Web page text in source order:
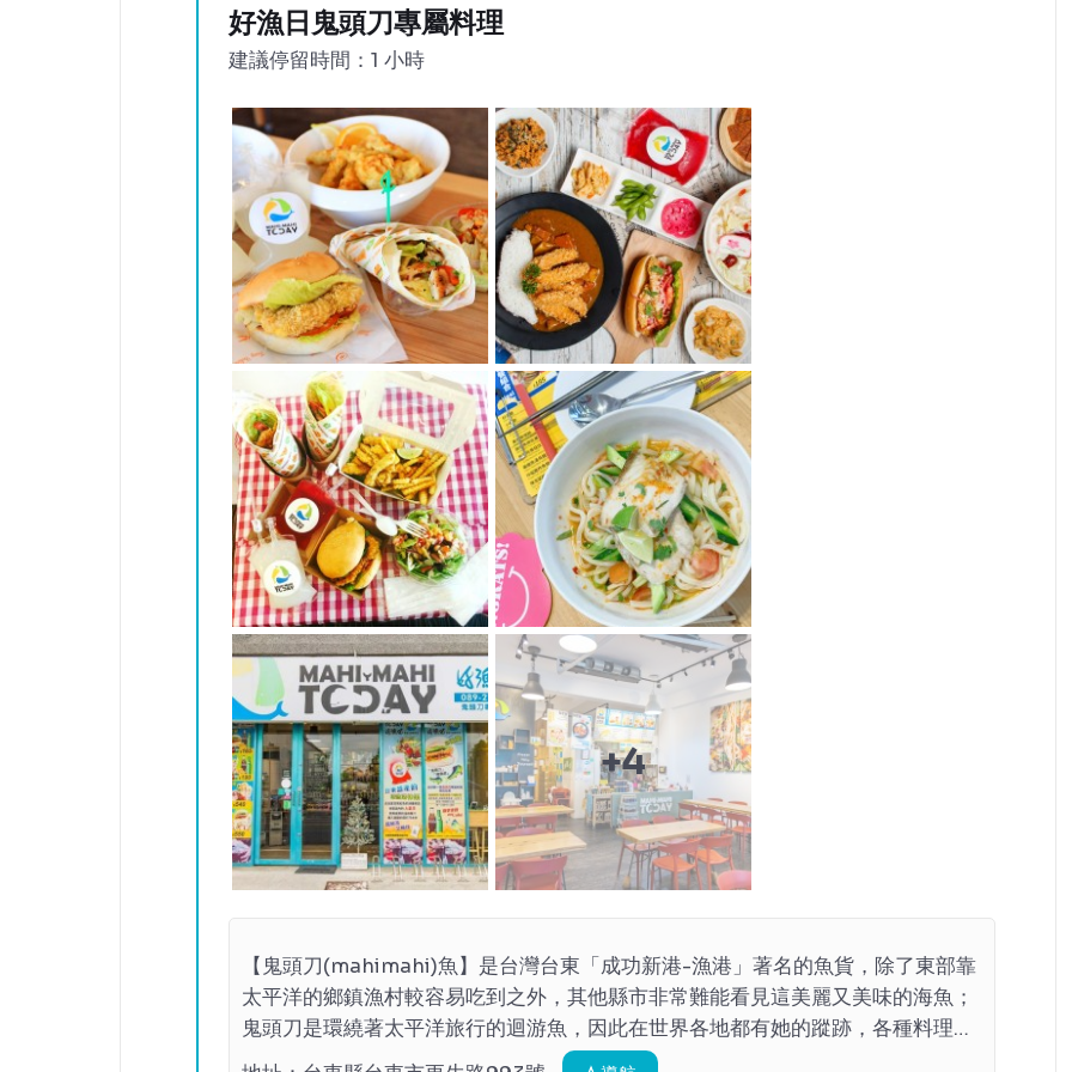
好漁日鬼頭刀專屬料理
建議停留時間：1 小時
+4
【鬼頭刀(mahimahi)魚】是台灣台東「成功新港-漁港」著名的魚貨，除了東部靠
太平洋的鄉鎮漁村較容易吃到之外，其他縣市非常難能看見這美麗又美味的海魚；
鬼頭刀是環繞著太平洋旅行的迴游魚，因此在世界各地都有她的蹤跡，各種料理美
味遍佈海內外，所以外國人爭著來台東採買。